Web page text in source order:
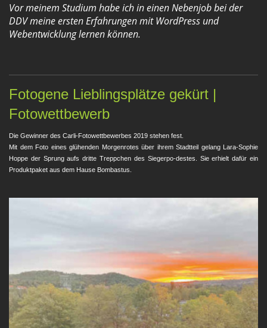
Vor meinem Studium habe ich in einen Nebenjob bei der
DDV meine ersten Erfahrungen mit WordPress und
Webentwicklung lernen können.
Fotogene Lieblingsplätze gekürt |
Fotowettbewerb
Die Gewinner des Carli-Fotowettbewerbes 2019 stehen fest.
Mit dem Foto eines glühenden Morgenrotes über ihrem Stadtteil gelang Lara-Sophie
Hoppe der Sprung aufs dritte Treppchen des Siegerpo-destes. Sie erhielt dafür ein
Produktpaket aus dem Hause Bombastus.